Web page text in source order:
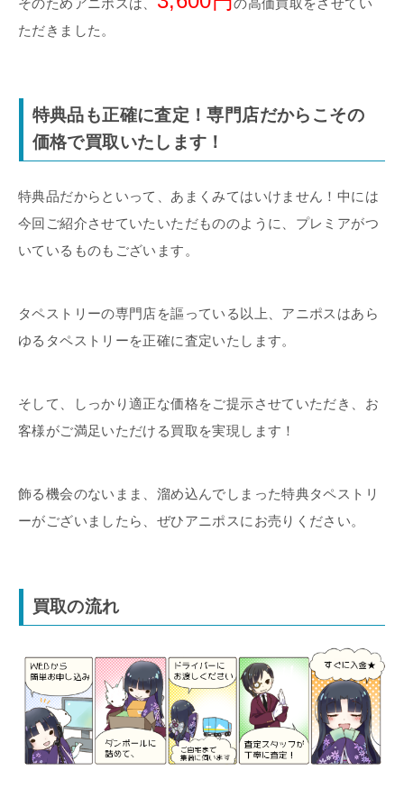
ただきました。
特典品も正確に査定！専門店だからこその
価格で買取いたします！
特典品だからといって、あまくみてはいけません！中には
今回ご紹介させていたいただもののように、プレミアがつ
いているものもございます。
タペストリーの専門店を謳っている以上、アニポスはあら
ゆるタペストリーを正確に査定いたします。
そして、しっかり適正な価格をご提示させていただき、お
客様がご満足いただける買取を実現します！
飾る機会のないまま、溜め込んでしまった特典タペストリ
ーがございましたら、ぜひアニポスにお売りください。
買取の流れ